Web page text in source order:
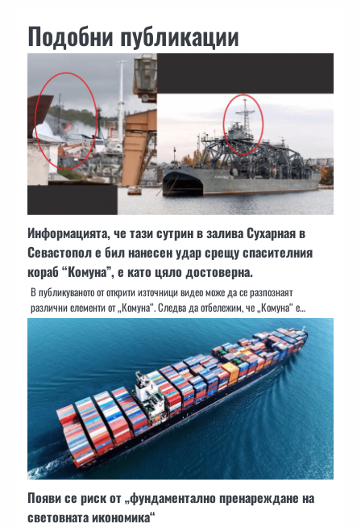
Подобни публикации
Информацията, че тази сутрин в залива Сухарная в
Севастопол е бил нанесен удар срещу спасителния
кораб “Комуна”, е като цяло достоверна.
В публикуваното от открити източници видео може да се разпознаят
различни елементи от „Комуна“. Следва да отбележим, че „Комуна“ е…
Появи се риск от „фундаментално пренареждане на
световната икономика“